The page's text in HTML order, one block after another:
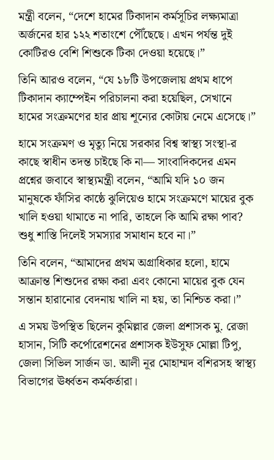
মন্ত্রী বলেন, “দেশে হামের টিকাদান কর্মসূচির লক্ষ্যমাত্রা
অর্জনের হার ১২২ শতাংশে পৌঁছেছে। এখন পর্যন্ত দুই
কোটিরও বেশি শিশুকে টিকা দেওয়া হয়েছে।”
তিনি আরও বলেন, “যে ১৮টি উপজেলায় প্রথম ধাপে
টিকাদান ক্যাম্পেইন পরিচালনা করা হয়েছিল, সেখানে
হামের সংক্রমণের হার প্রায় শূন্যের কোটায় নেমে এসেছে।”
হামে সংক্রমণ ও মৃত্যু নিয়ে সরকারবিশ্ব স্বাস্থ্য সংস্থা-র
কাছে স্বাধীন তদন্ত চাইছে কি না— সাংবাদিকদের এমন
প্রশ্নের জবাবে স্বাস্থ্যমন্ত্রী বলেন, “আমি যদি ১০ জন
মানুষকে ফাঁসির কাষ্ঠে ঝুলিয়েও হামে সংক্রমণে মায়ের বুক
খালি হওয়া থামাতে না পারি, তাহলে কি আমি রক্ষা পাব?
শুধু শাস্তি দিলেই সমস্যার সমাধান হবে না।”
তিনি বলেন, “আমাদের প্রথম অগ্রাধিকার হলো, হামে
আক্রান্ত শিশুদের রক্ষা করা এবং কোনো মায়ের বুক যেন
সন্তান হারানোর বেদনায় খালি না হয়, তা নিশ্চিত করা।”
এ সময় উপস্থিত ছিলেন কুমিল্লার জেলা প্রশাসক মু. রেজা
হাসান, সিটি কর্পোরেশনের প্রশাসক ইউসুফ মোল্লা টিপু,
জেলা সিভিল সার্জন ডা. আলী নূর মোহাম্মদ বশিরসহ স্বাস্থ্য
বিভাগের ঊর্ধ্বতন কর্মকর্তারা।